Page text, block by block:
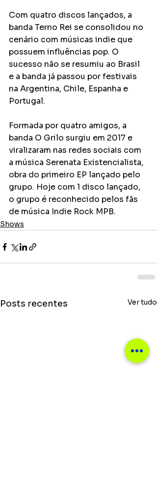
Com quatro discos lançados, a
banda Terno Rei se consolidou no
cenário com músicas indie que
possuem influências pop. O
sucesso não se resumiu ao Brasil
e a banda já passou por festivais
na Argentina, Chile, Espanha e
Portugal.
Formada por quatro amigos, a
banda O Grilo surgiu em 2017 e
viralizaram nas redes sociais com
a música Serenata Existencialista,
obra do primeiro EP lançado pelo
grupo. Hoje com 1 disco lançado,
o grupo é reconhecido pelos fãs
de música Indie Rock MPB.
Shows
Posts recentes Ver tudo